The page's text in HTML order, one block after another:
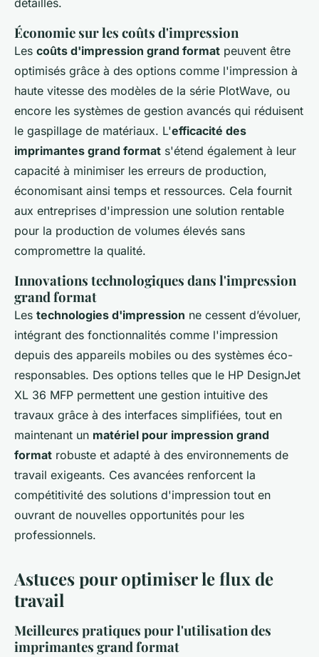
détaillés.
Économie sur les coûts d'impression
Les coûts d'impression grand format peuvent être
optimisés grâce à des options comme l'impression à
haute vitesse des modèles de la série PlotWave, ou
encore les systèmes de gestion avancés qui réduisent
le gaspillage de matériaux. L'efficacité des
imprimantes grand format s'étend également à leur
capacité à minimiser les erreurs de production,
économisant ainsi temps et ressources. Cela fournit
aux entreprises d'impression une solution rentable
pour la production de volumes élevés sans
compromettre la qualité.
Innovations technologiques dans l'impression
grand format
Les technologies d'impression ne cessent d’évoluer,
intégrant des fonctionnalités comme l'impression
depuis des appareils mobiles ou des systèmes éco-
responsables. Des options telles que le HP DesignJet
XL 36 MFP permettent une gestion intuitive des
travaux grâce à des interfaces simplifiées, tout en
maintenant un matériel pour impression grand
format robuste et adapté à des environnements de
travail exigeants. Ces avancées renforcent la
compétitivité des solutions d'impression tout en
ouvrant de nouvelles opportunités pour les
professionnels.
Astuces pour optimiser le flux de
travail
Meilleures pratiques pour l'utilisation des
imprimantes grand format